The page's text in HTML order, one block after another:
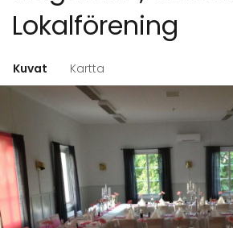
Suomi
Lokalförening
Kuvat Kartta